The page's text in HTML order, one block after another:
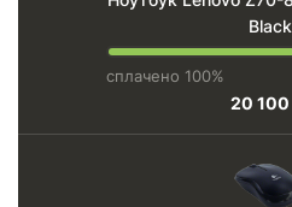
Black
сплачено 100%
20 100